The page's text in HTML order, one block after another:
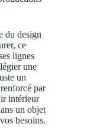
du design
ce
lignes
une
un
par
intérieur
un objet
besoins.